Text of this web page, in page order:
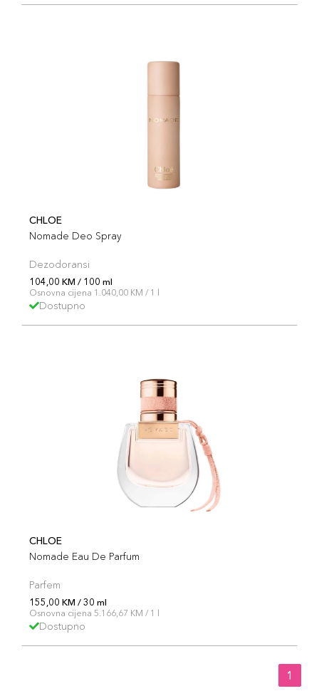
CHLOE
Nomade Deo Spray
Dezodoransi
104,00 KM / 100 ml
Osnovna cijena 1.040,00 KM / 1 l
Dostupno
CHLOE
Nomade Eau De Parfum
Parfem
155,00 KM / 30 ml
Osnovna cijena 5.166,67 KM / 1 l
Dostupno
1